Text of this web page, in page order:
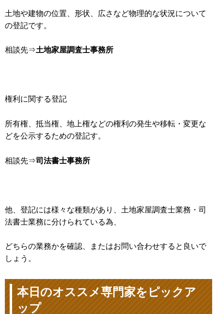
土地や建物の位置、形状、広さなど物理的な状況について
の登記です。
相談先⇒土地家屋調査士事務所
権利に関する登記
所有権、抵当権、地上権などの権利の発生や移転・変更な
どを公示するための登記す。
相談先⇒司法書士事務所
他、登記には様々な種類があり、土地家屋調査士業務・司
法書士業務に分けられている為、
どちらの業務かを確認、またはお問い合わせすると良いで
しょう。
本日のオススメ専門家をピックア
ップ